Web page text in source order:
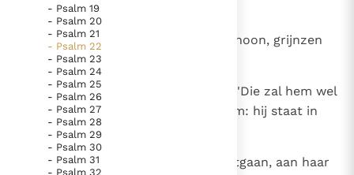
Paus Leo XIV in Pavia: "De stad is zowel een gave als
een taak"
Paus in Pavia: St. Augustinus toont ons de noodzaak om
"naar het innerlijk" toe te keren.
RK Documenten stelt heel veel belangrijke
kerkelijke documenten van de Rooms
Katholieke Kerk in het Nederlands beschikbaar
en is volledig afhankelijk van donaties.
- Psalm 19
- Psalm 20
- Psalm 21
- Psalm 22
- Psalm 23
- Psalm 24
- Psalm 25
- Psalm 26
- Psalm 27
- Psalm 28
- Psalm 29
- Psalm 30
- Psalm 31
- Psalm 32
schare, veracht door het volk.
Die mij zien treffen mij met hun hoon, grijnzen
smadelijk, schudden het hoofd:
'hij wentelt zijn last op de Heer!' 'Die zal hem wel
komen verlossen, die bevrijdt hem: hij staat in
zijn gunst!'
Gij deed mij de moederschoot uitgaan, aan haar